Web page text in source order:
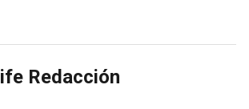
Redacción